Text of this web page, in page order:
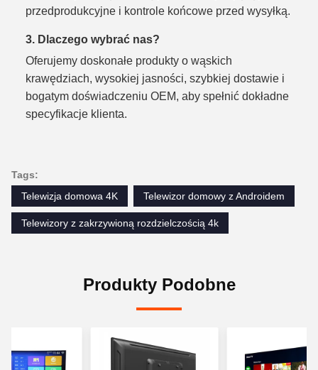
przedprodukcyjne i kontrole końcowe przed wysyłką.
3. Dlaczego wybrać nas?
Oferujemy doskonałe produkty o wąskich
krawędziach, wysokiej jasności, szybkiej dostawie i
bogatym doświadczeniu OEM, aby spełnić dokładne
specyfikacje klienta.
Tags:
Telewizja domowa 4K
Telewizor domowy z Androidem
Telewizory z zakrzywioną rozdzielczością 4k
Produkty Podobne